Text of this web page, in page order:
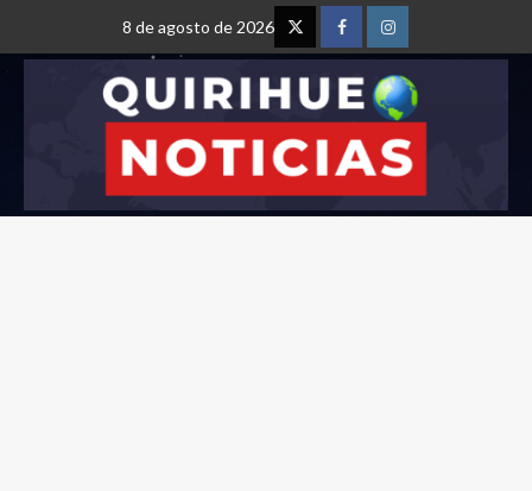
8 de agosto de 2026